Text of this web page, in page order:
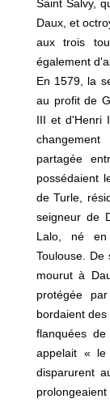
Saint Salvy,
Daux, et
aux trois
également
En 1579, la
au profit de
III et d'Henri
partagée
possédaient
de Turle,
seigneur de
Lalo, né en
Toulouse. De
mourut à
protégée
bordaient des
flanquées
appelait «
disparurent
prolongeaient